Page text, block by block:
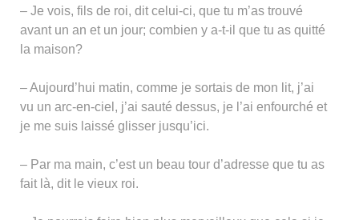
– Je vois, fils de roi, dit celui-ci, que tu m’as trouvé
avant un an et un jour; combien y a-t-il que tu as quitté
la maison?
– Aujourd’hui matin, comme je sortais de mon lit, j’ai
vu un arc-en-ciel, j’ai sauté dessus, je l’ai enfourché et
je me suis laissé glisser jusqu’ici.
– Par ma main, c’est un beau tour d’adresse que tu as
fait là, dit le vieux roi.